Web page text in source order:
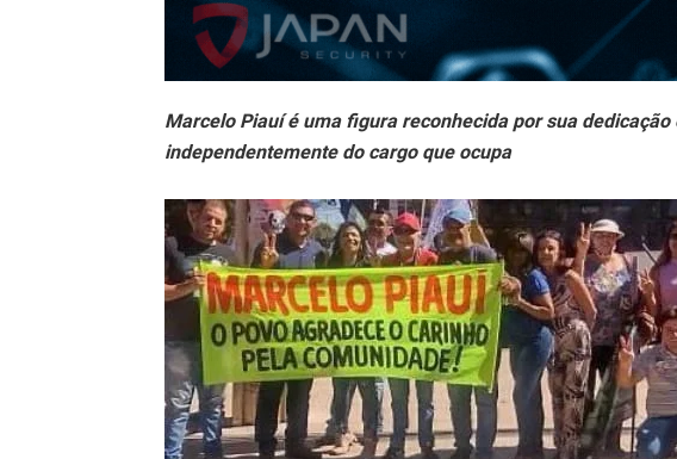
Marcelo Piauí é uma figura reconhecida por sua
independentemente do cargo que ocupa